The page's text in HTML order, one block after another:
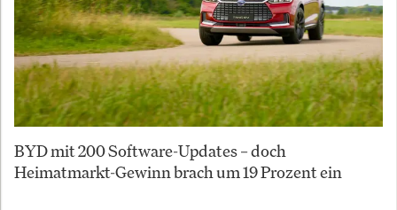
BYD mit 200 Software-Updates – doch
Heimatmarkt-Gewinn brach um 19 Prozent ein